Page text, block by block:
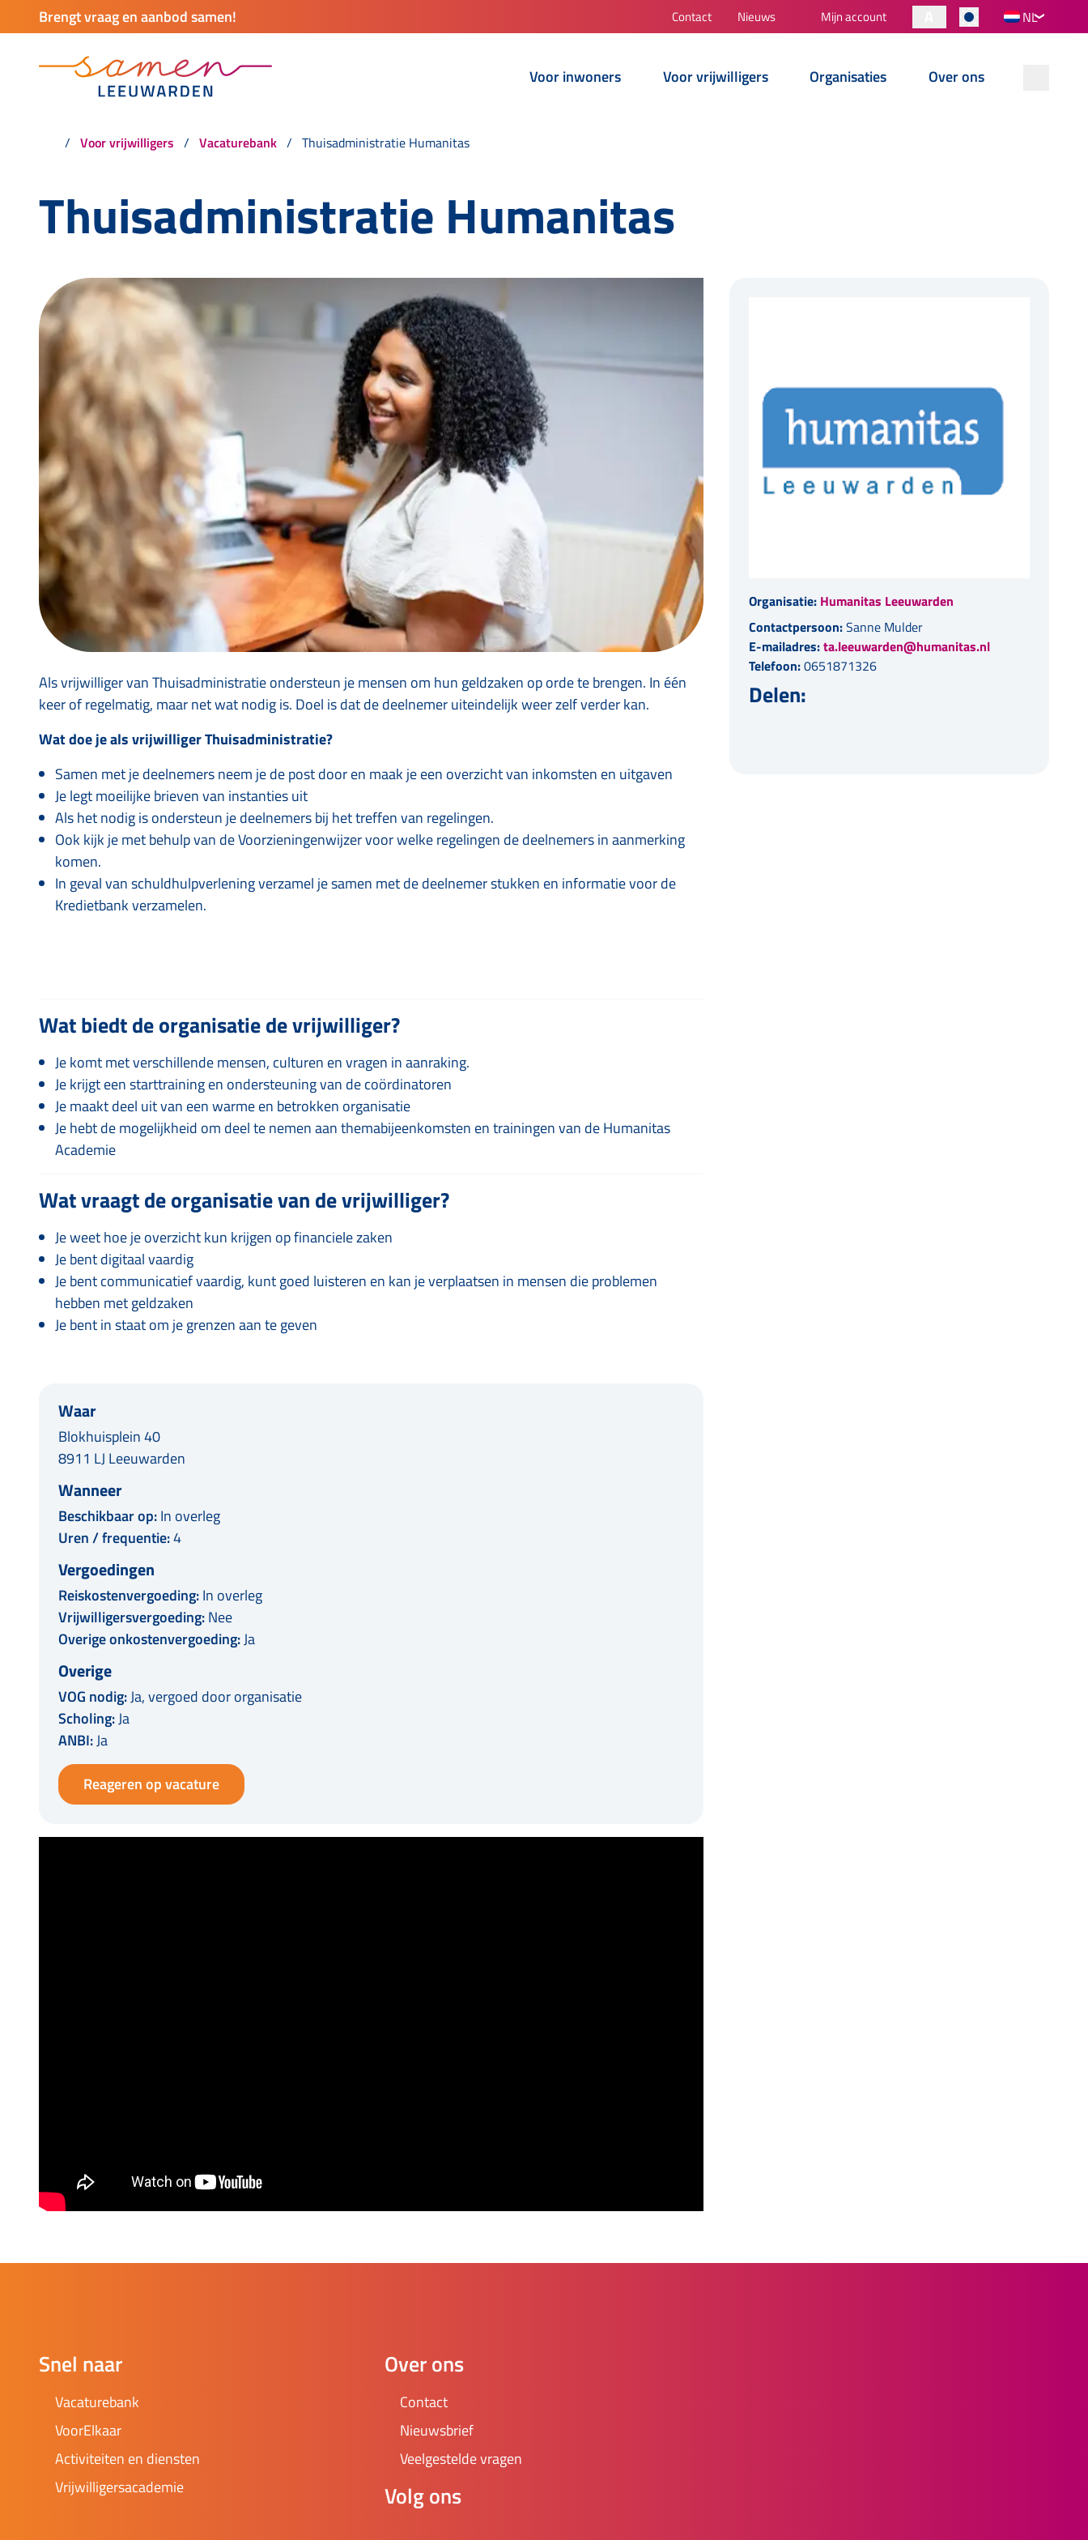
Brengt vraag en aanbod samen! Contact Nieuws Mijn account NL
Voor inwoners Voor vrijwilligers Organisaties Over ons
Voor vrijwilligers Vacaturebank Thuisadministratie Humanitas
Thuisadministratie Humanitas
Als vrijwilliger van Thuisadministratie ondersteun je mensen om hun geldzaken op orde te brengen. In één
keer of regelmatig, maar net wat nodig is. Doel is dat de deelnemer uiteindelijk weer zelf verder kan.
Wat doe je als vrijwilliger Thuisadministratie?
Samen met je deelnemers neem je de post door en maak je een overzicht van inkomsten en uitgaven
Je legt moeilijke brieven van instanties uit
Als het nodig is ondersteun je deelnemers bij het treffen van regelingen.
Ook kijk je met behulp van de Voorzieningenwijzer voor welke regelingen de deelnemers in aanmerking
komen.
In geval van schuldhulpverlening verzamel je samen met de deelnemer stukken en informatie voor de
Kredietbank verzamelen.
Wat biedt de organisatie de vrijwilliger?
Je komt met verschillende mensen, culturen en vragen in aanraking.
Je krijgt een starttraining en ondersteuning van de coördinatoren
Je maakt deel uit van een warme en betrokken organisatie
Je hebt de mogelijkheid om deel te nemen aan themabijeenkomsten en trainingen van de Humanitas
Academie
Wat vraagt de organisatie van de vrijwilliger?
Je weet hoe je overzicht kun krijgen op financiele zaken
Je bent digitaal vaardig
Je bent communicatief vaardig, kunt goed luisteren en kan je verplaatsen in mensen die problemen
hebben met geldzaken
Je bent in staat om je grenzen aan te geven
Waar
Blokhuisplein 40
8911 LJ Leeuwarden
Wanneer
Beschikbaar op:In overleg
Uren / frequentie:4
Vergoedingen
Reiskostenvergoeding:In overleg
Vrijwilligersvergoeding:Nee
Overige onkostenvergoeding:Ja
Overige
VOG nodig:Ja, vergoed door organisatie
Scholing:Ja
ANBI:Ja
Reageren op vacature
Organisatie: Humanitas Leeuwarden
Contactpersoon:Sanne Mulder
E-mailadres:ta.leeuwarden@humanitas.nl
Telefoon:0651871326
Delen:
Snel naar
Vacaturebank
VoorElkaar
Activiteiten en diensten
Vrijwilligersacademie
Over ons
Contact
Nieuwsbrief
Veelgestelde vragen
Volg ons